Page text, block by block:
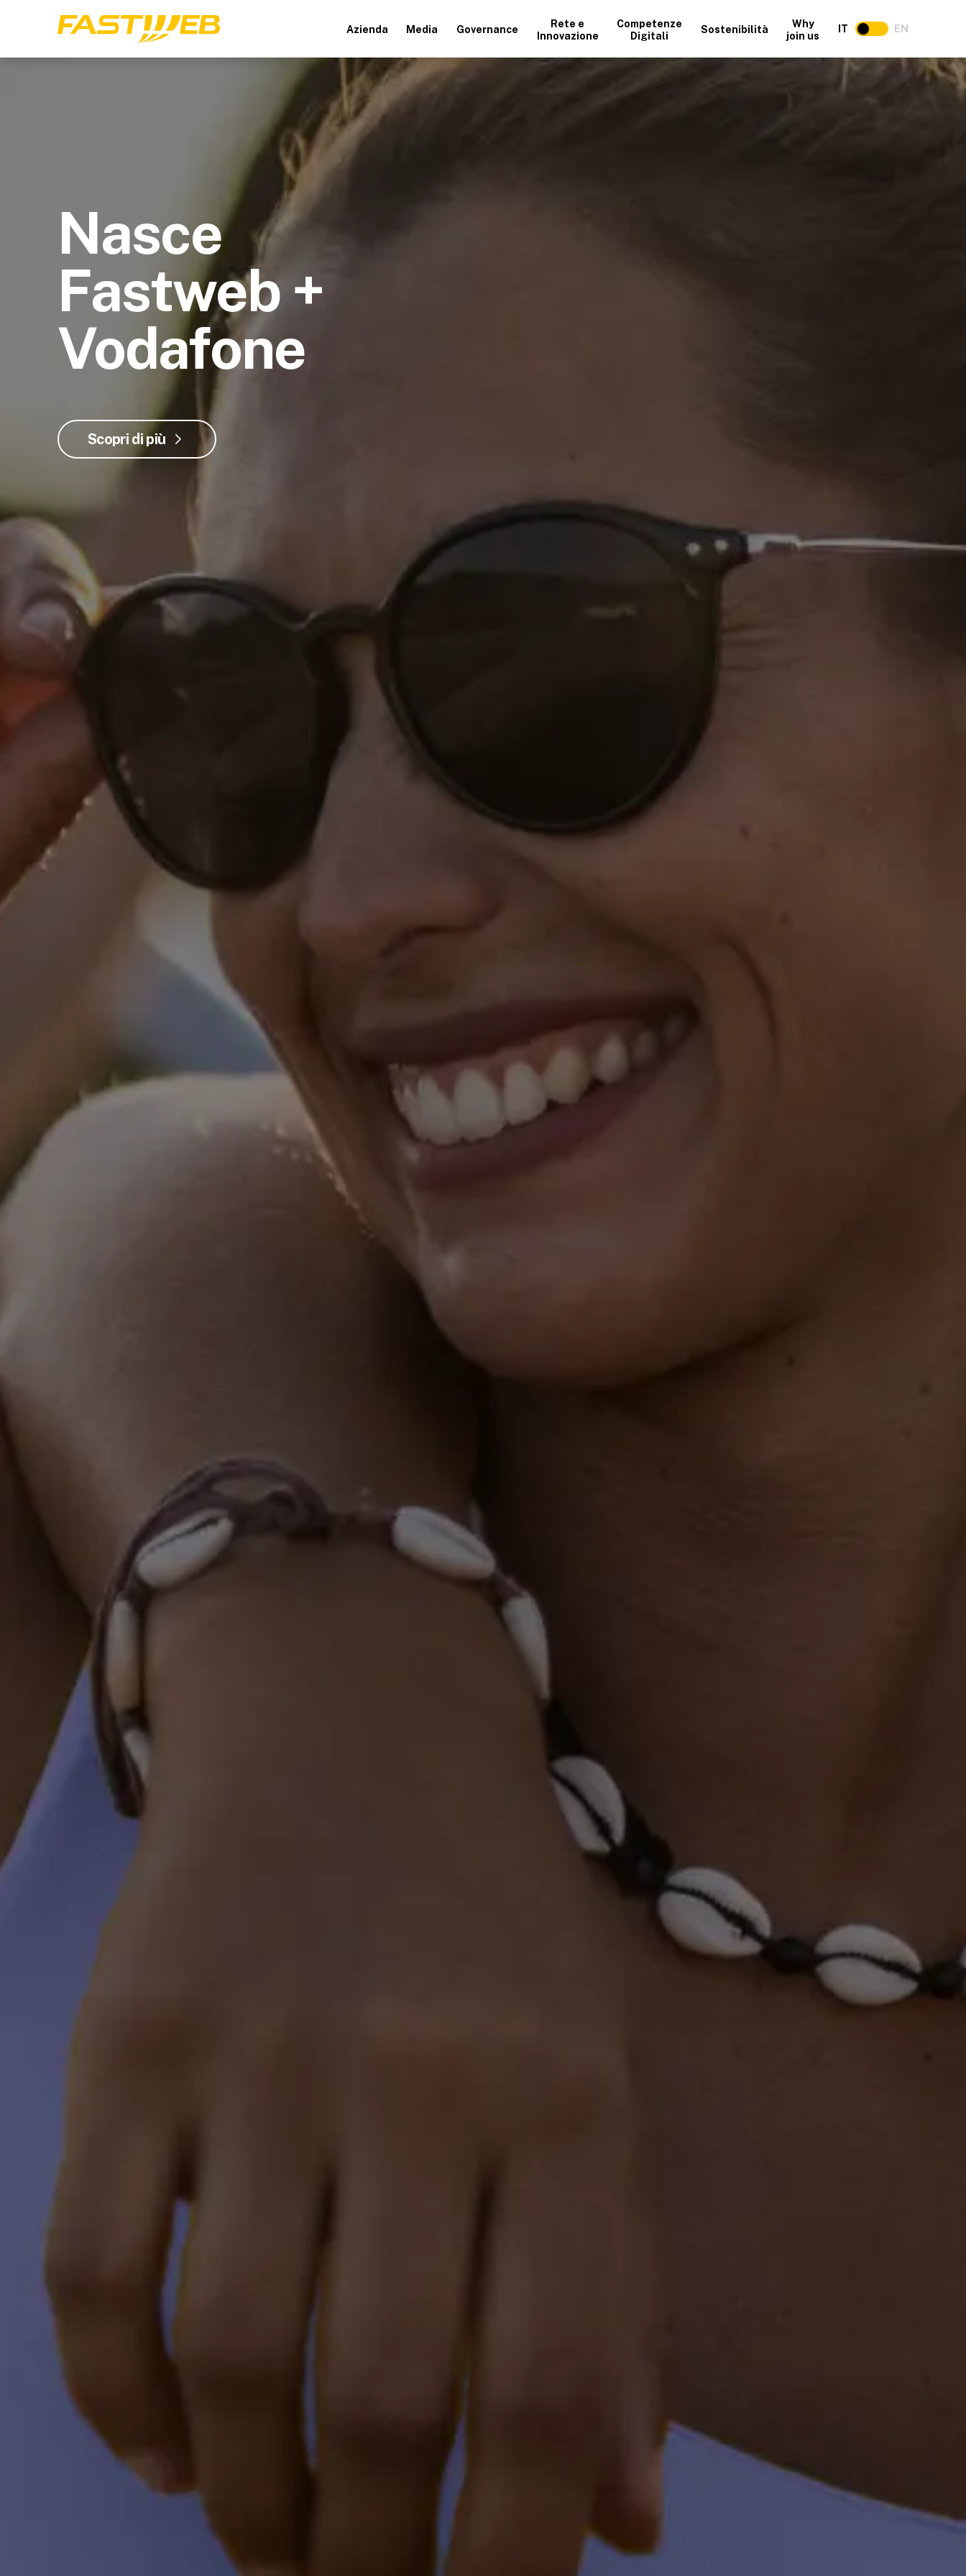
Azienda Media Governance
Rete e
Innovazione
Competenze
Digitali
Sostenibilità
Why
join us
IT EN
Nasce
Fastweb +
Vodafone
Scopri di più